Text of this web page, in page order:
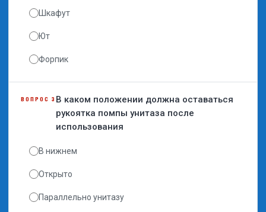
Шкафут
Ют
Форпик
ВОПРОС 3 В каком положении должна оставаться
рукоятка помпы унитаза после
использования
В нижнем
Открыто
Параллельно унитазу